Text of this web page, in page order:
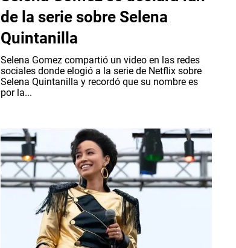
de la serie sobre Selena
Quintanilla
Selena Gomez compartió un video en las redes
sociales donde elogió a la serie de Netflix sobre
Selena Quintanilla y recordó que su nombre es
por la...